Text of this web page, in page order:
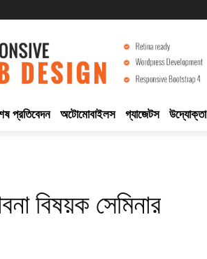
প্রতিবেদন অটোমোবাইলস গ্যাজেটস উদ্যোক্তা
বিষয়ক সেমিনার